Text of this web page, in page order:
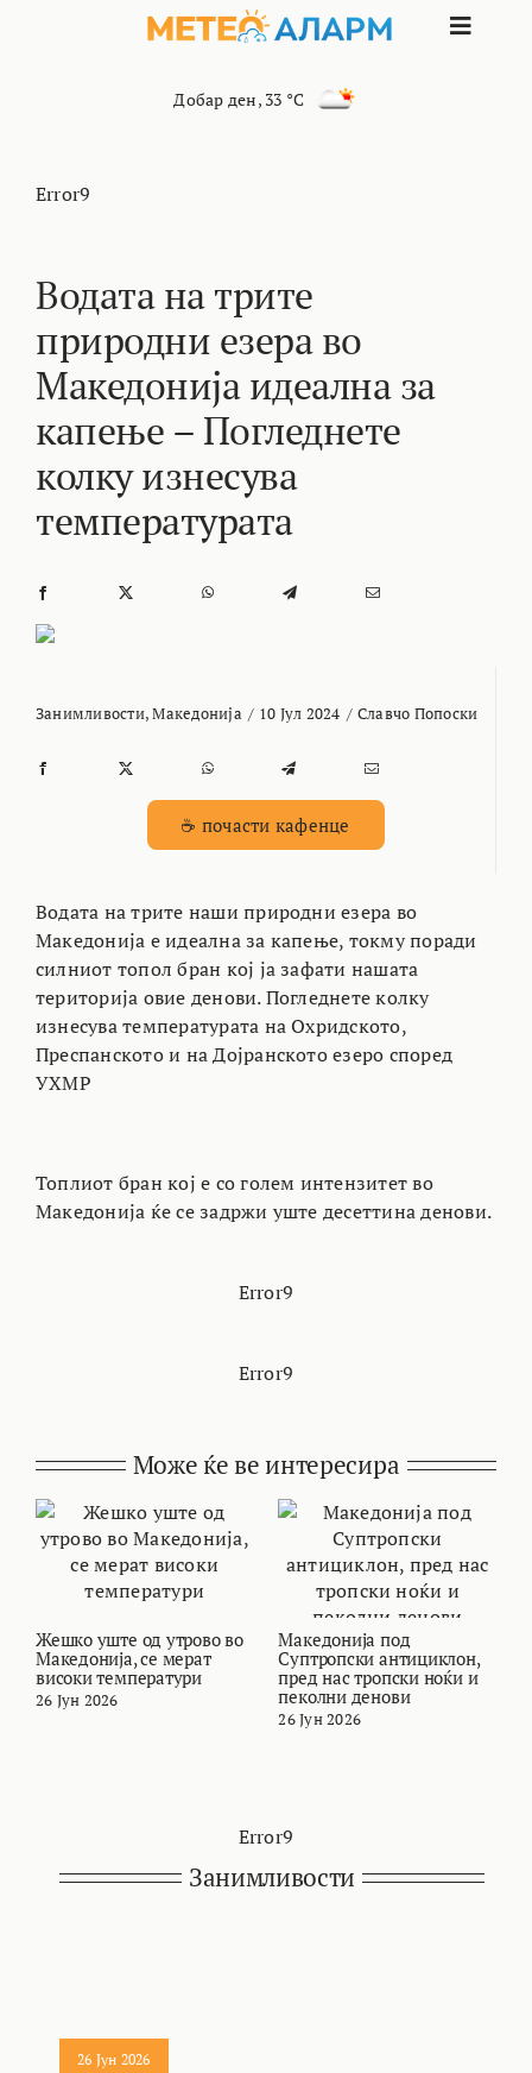
Toggle
КОНТАКТ
МАРКЕТИНГ
Добар ден, 33 °C
Error9
Водата на трите
природни езера во
Македонија идеална за
капење – Погледнете
колку изнесува
температурата
Занимливости,Македонија / 10 Јул 2024 / Славчо Попоски
☕ почасти кафенце
Водата на трите наши природни езера во
Македонија е идеална за капење, токму поради
силниот топол бран кој ја зафати нашата
територија овие денови. Погледнете колку
изнесува температурата на Охридското,
Преспанското и на Дојранското езеро според
УХМР
Топлиот бран кој е со голем интензитет во
Македонија ќе се задржи уште десеттина денови.
Error9
Error9
Може ќе ве интересира
Жешко уште од утрово во
Македонија, се мерат
високи температури
26 Јун 2026
Македонија под
Суптропски антициклон,
пред нас тропски ноќи и
пеколни денови
26 Јун 2026
Error9
Занимливости
26 Јун 2026